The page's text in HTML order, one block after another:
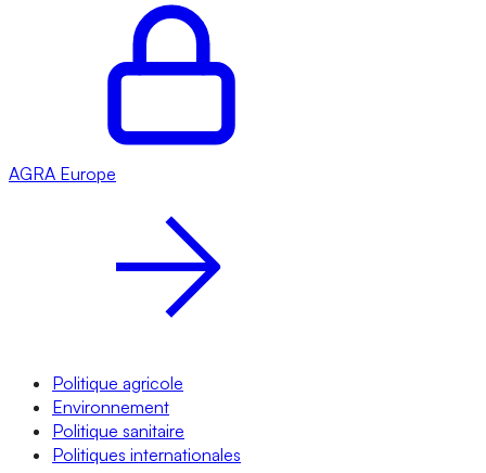
AGRA Europe
Politique agricole
Environnement
Politique sanitaire
Politiques internationales